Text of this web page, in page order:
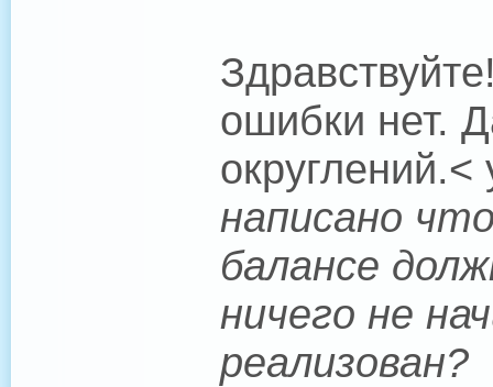
ошибки нет.
написано
балансе
ничего не
реализован?